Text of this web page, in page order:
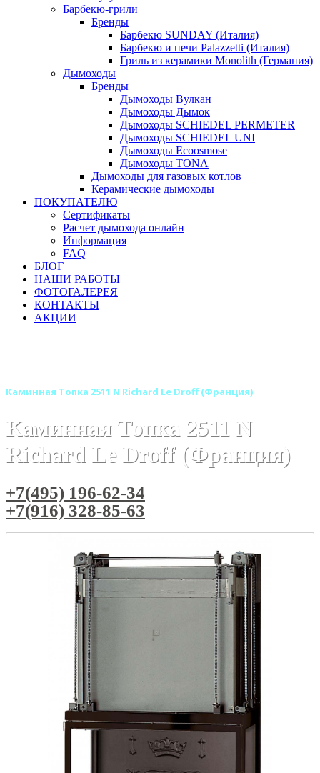
Барбекю-грили
Бренды
Барбекю SUNDAY (Италия)
Барбекю и печи Palazzetti (Италия)
Гриль из керамики Monolith (Германия)
Дымоходы
Бренды
Дымоходы Вулкан
Дымоходы Дымок
Дымоходы SCHIEDEL PERMETER
Дымоходы SCHIEDEL UNI
Дымоходы Ecoosmose
Дымоходы TONA
Дымоходы для газовых котлов
Керамические дымоходы
ПОКУПАТЕЛЮ
Сертификаты
Расчет дымохода онлайн
Информация
FAQ
БЛОГ
НАШИ РАБОТЫ
ФОТОГАЛЕРЕЯ
КОНТАКТЫ
АКЦИИ
Каминная Топка 2511 N Richard Le Droff (Франция)
Каминная Топка 2511 N
Richard Le Droff (Франция)
+7(495) 196-62-34
+7(916) 328-85-63